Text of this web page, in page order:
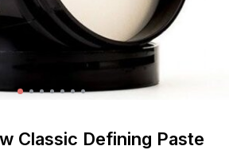
Classic Defining Paste